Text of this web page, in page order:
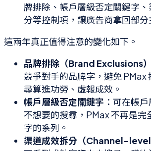
牌排除、帳戶層級否定關鍵字
分等控制項，讓廣告商拿回部分
這兩年真正值得注意的變化如下。
品牌排除（Brand Exclusions）
競爭對手的品牌字，避免 PMax
尋算進功勞、虛報成效。
帳戶層級否定關鍵字 ：可在帳
不想要的搜尋，PMax 不再是完
字的系列。
渠道成效拆分（Channel-